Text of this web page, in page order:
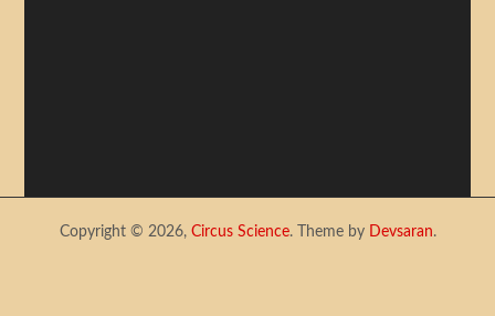
Copyright © 2026, Circus Science. Theme by Devsaran.